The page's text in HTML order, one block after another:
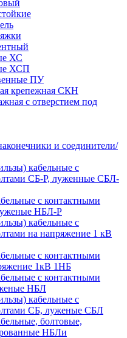
ХС
ХСП
ПУ
крепежная СКН
с отверстием под
и соединители/
кабельные с
СБ-Р, луженные СБЛ-
с контактными
НБЛ-Р
кабельные с
на напряжение 1 кВ
с контактными
1кВ 1НБ
с контактными
НБЛ
кабельные с
СБ, луженые СБЛ
болтовые,
НБЛи